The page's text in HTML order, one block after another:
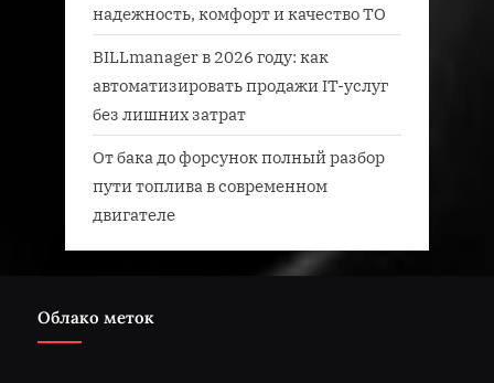
надежность, комфорт и качество ТО
BILLmanager в 2026 году: как
автоматизировать продажи IT-услуг
без лишних затрат
От бака до форсунок полный разбор
пути топлива в современном
двигателе
Облако меток